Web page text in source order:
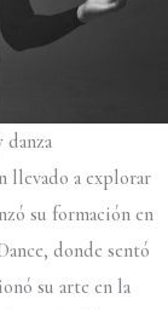
danza
llevado a explorar
su formación en
donde sentó
su arte en la